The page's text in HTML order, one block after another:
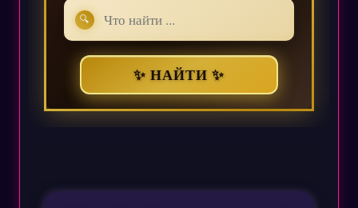
🔍
✨ НАЙТИ ✨